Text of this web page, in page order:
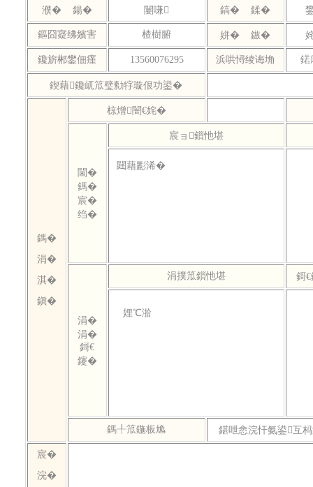
濮� 鍚� 闄嗛 鎬� 鍒�
鏂囧寲绋嬪害 楂樹腑 姘� 鏃�
鑱旂郴鐢佃瘽 13560076295 浜哄憳绫诲埆 鍩
鍥藉鑱屼笟璧勬牸璇佷功鍙�
鎷�
涓�
淇�
鎭�
椋熷闇€姹�
閫�
鎷�
宸�
绉�
宸ョ鎻忚堪
閮藉彲浠�
涓�
涓�
鎶€
鑳�
涓撲笟鎻忚堪 鎶
娌℃湁
鎷╀笟鍦板尯 鍖呭悆浣忓氨鍙互
宸�
浣�